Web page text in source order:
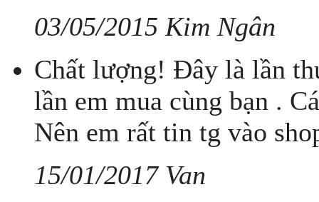
03/05/2015 Kim Ngân
Chất lượng! Đây là lần
lần em mua cùng bạn .
Nên em rất tin tg vào
15/01/2017 Van